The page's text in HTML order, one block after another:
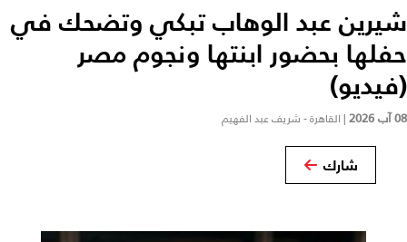
شيرين عبد الوهاب تبكي وتضحك في
حفلها بحضور ابنتها ونجوم مصر
(فيديو)
08 آب 2026 | القاهرة - شريف عبد الفهيم
شارك